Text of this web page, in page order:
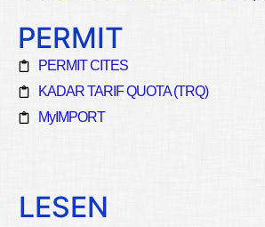
PERMIT
PERMIT CITES
KADAR TARIF QUOTA (TRQ)
MyIMPORT
LESEN